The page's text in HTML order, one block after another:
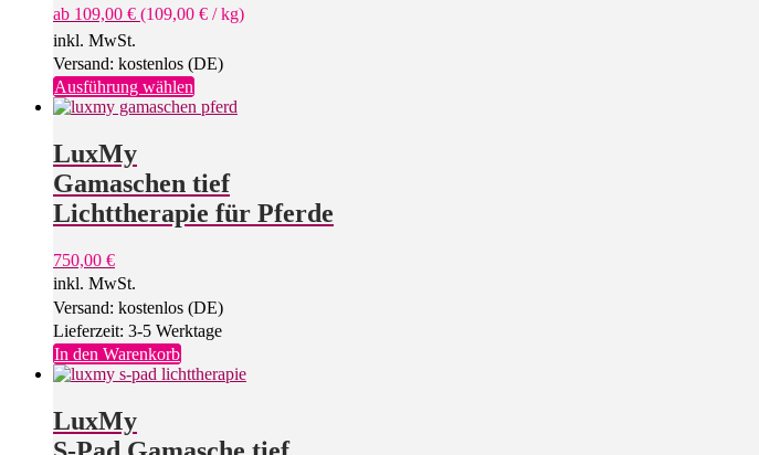
ab 109,00 € (109,00 € /kg)
inkl. MwSt.
Versand: kostenlos (DE)
Ausführung wählenDieses
Produkt
auf.
Die
Optionen
Produktseite
gewählt
werden
LuxMy
Gamaschen tief
Lichttherapie für Pferde
750,00 €
inkl. MwSt.
Versand: kostenlos (DE)
Lieferzeit: 3-5 Werktage
In den Warenkorb
LuxMy